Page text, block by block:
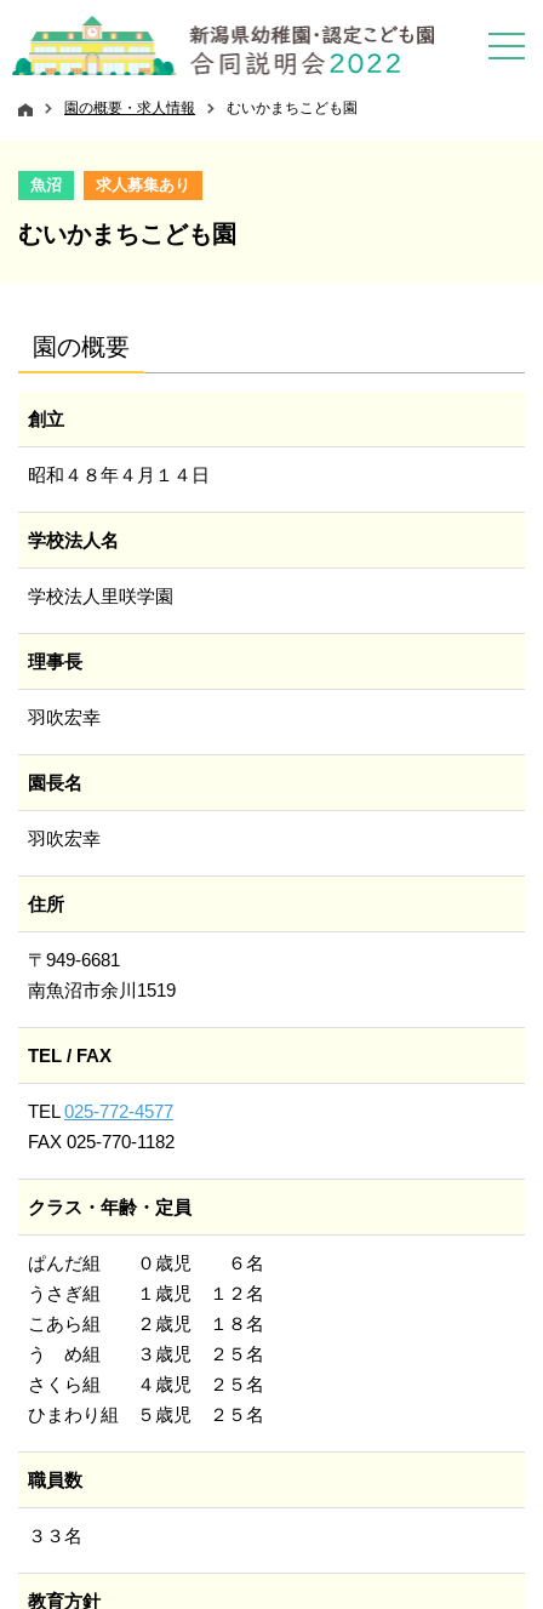
園の概要・求人情報 むいかまちこども園
魚沼 求人募集あり
むいかまちこども園
園の概要
創立
昭和４８年４月１４日
学校法人名
学校法人里咲学園
理事長
羽吹宏幸
園長名
羽吹宏幸
住所
〒949-6681
南魚沼市余川1519
TEL / FAX
TEL025-772-4577
FAX 025-770-1182
クラス・年齢・定員
ぱんだ組 ０歳児 ６名
うさぎ組 １歳児 １２名
こあら組 ２歳児 １８名
う め組 ３歳児 ２５名
さくら組 ４歳児 ２５名
ひまわり組 ５歳児 ２５名
職員数
３３名
教育方針